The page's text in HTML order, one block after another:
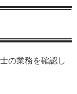
の業務を確認し